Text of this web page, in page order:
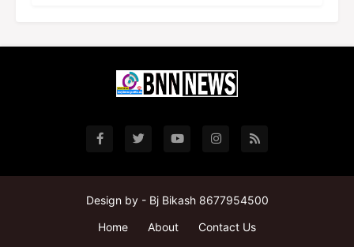
Design by - Bj Bikash 8677954500
Home
About Contact Us